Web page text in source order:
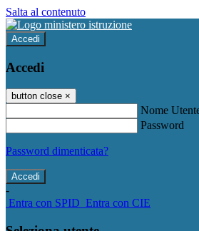
Salta al contenuto
Accedi
Accedi
button close ×
Nome
Password
Password dimenticata?
-
Entra con SPID Entra con CIE